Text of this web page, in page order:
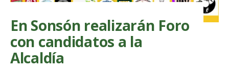
En Sonsón realizarán Foro
con candidatos a la
Alcaldía